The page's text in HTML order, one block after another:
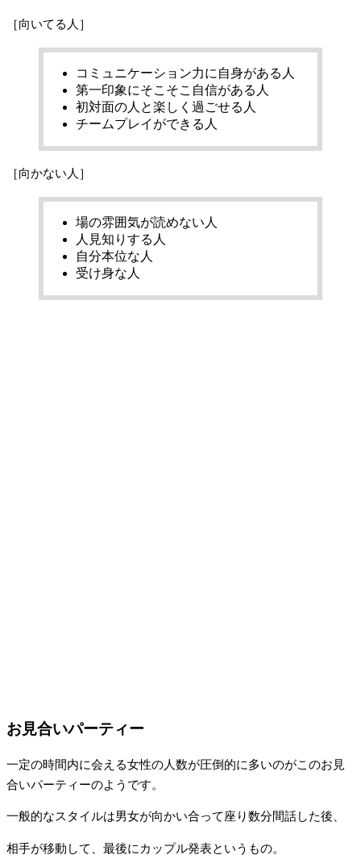
［向いてる人］
コミュニケーション力に自身がある人
第一印象にそこそこ自信がある人
初対面の人と楽しく過ごせる人
チームプレイができる人
［向かない人］
場の雰囲気が読めない人
人見知りする人
自分本位な人
受け身な人
お見合いパーティー
一定の時間内に会える女性の人数が圧倒的に多いのがこのお見
合いパーティーのようです。
一般的なスタイルは男女が向かい合って座り数分間話した後、
相手が移動して、最後にカップル発表というもの。